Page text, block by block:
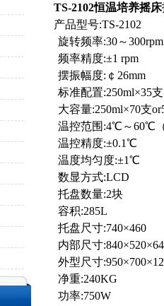
TS-2102恒温培养摇床
产品型号:TS-2102
旋转频率:30～300rpm
频率精度:±1 rpm
摆振幅度:￠26mm
标准配置:250ml×35
大容量:250ml×70支
温控范围:4℃～60℃
温控精度:±0.1℃
温度均匀度:±1℃
数显方式:LCD
托盘数量:2块
容积:285L
托盘尺寸:740×460
内部尺寸
外型尺寸
净重:240KG
功率:750W